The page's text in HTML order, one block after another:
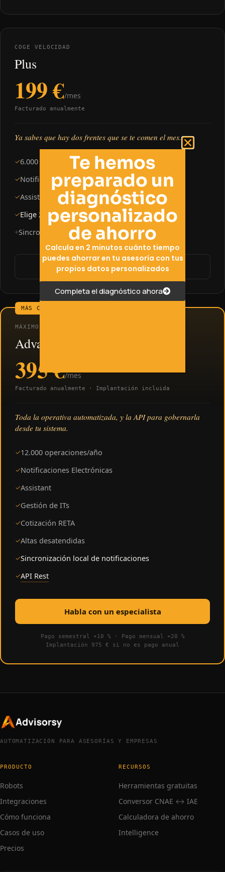
COGE VELOCIDAD
Plus
199 €/mes
Facturado anualmente
Ya sabes que hay dos frentes que se te comen el mes.
✓6.000 operaciones/año
✓Notificaciones Electrónicas
✓Assistant
✓Elige 2: Gestión de ITs, Cotización RETA o Altas
+Sincronización local de notificaciones +9 €/mes
Habla con un especialista
MÁS CONTRATADO
MÁXIMO RENDIMIENTO
Advance
395 €/mes
Facturado anualmente · Implantación incluida
Toda la operativa automatizada, y la API para gobernarla
desde tu sistema.
✓12.000 operaciones/año
✓Notificaciones Electrónicas
✓Assistant
✓Gestión de ITs
✓Cotización RETA
✓Altas desatendidas
✓Sincronización local de notificaciones
✓API Rest
Habla con un especialista
Pago semestral +10 % · Pago mensual +20 %
Implantación 975 € si no es pago anual
AUTOMATIZACIÓN PARA ASESORÍAS Y EMPRESAS
PRODUCTO
Robots
Integraciones
Cómo funciona
Casos de uso
Precios
RECURSOS
Herramientas gratuitas
Conversor CNAE ↔ IAE
Calculadora de ahorro
Intelligence
Te hemos
preparado un
diagnóstico
personalizado
de ahorro
Calcula en 2 minutos cuánto tiempo
puedes ahorrar en tu asesoría con tus
propios datos personalizados
Completa el diagnóstico ahora